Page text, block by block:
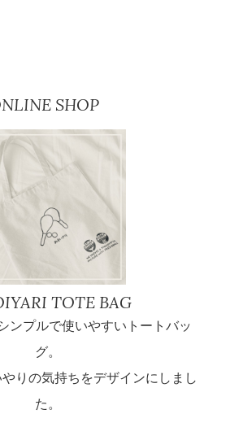
SHOP
TOTE BAG
ンプルで使いやすいトートバッ
グ。
りの気持ちをデザインにしまし
た。